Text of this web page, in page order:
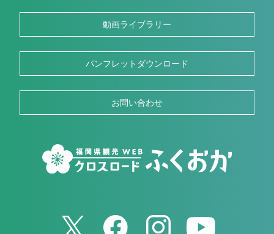
動画ライブラリー
パンフレットダウンロード
お問い合わせ